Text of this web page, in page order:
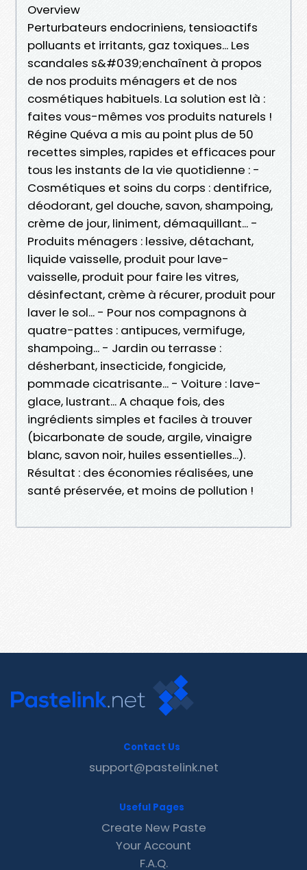
Overview
Perturbateurs endocriniens, tensioactifs
polluants et irritants, gaz toxiques... Les
scandales s&#039;enchaînent à propos
de nos produits ménagers et de nos
cosmétiques habituels. La solution est là :
faites vous-mêmes vos produits naturels !
Régine Quéva a mis au point plus de 50
recettes simples, rapides et efficaces pour
tous les instants de la vie quotidienne : -
Cosmétiques et soins du corps : dentifrice,
déodorant, gel douche, savon, shampoing,
crème de jour, liniment, démaquillant... -
Produits ménagers : lessive, détachant,
liquide vaisselle, produit pour lave-
vaisselle, produit pour faire les vitres,
désinfectant, crème à récurer, produit pour
laver le sol... - Pour nos compagnons à
quatre-pattes : antipuces, vermifuge,
shampoing... - Jardin ou terrasse :
désherbant, insecticide, fongicide,
pommade cicatrisante... - Voiture : lave-
glace, lustrant... A chaque fois, des
ingrédients simples et faciles à trouver
(bicarbonate de soude, argile, vinaigre
blanc, savon noir, huiles essentielles...).
Résultat : des économies réalisées, une
santé préservée, et moins de pollution !
Contact Us
support@pastelink.net
Useful Pages
Create New Paste
Your Account
F.A.Q.